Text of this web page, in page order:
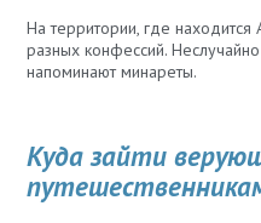
На территории, где
разных конфессий.
напоминают минареты.
Куда зайти